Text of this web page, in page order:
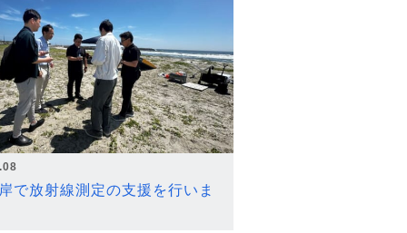
で放射線測定の支援を行いま